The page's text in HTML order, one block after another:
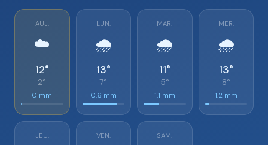
AUJ.
☁️
12°
2°
0 mm
LUN.
🌧️
13°
7°
0.6 mm
MAR.
🌧️
11°
5°
1.1 mm
MER.
🌧️
13°
8°
1.2 mm
JEU. VEN. SAM.